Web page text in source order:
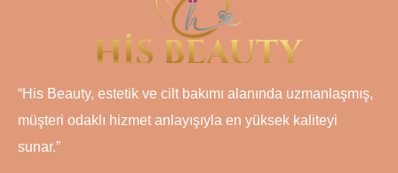
“His Beauty, estetik ve cilt bakımı alanında uzmanlaşmış,
müşteri odaklı hizmet anlayışıyla en yüksek kaliteyi
sunar.”